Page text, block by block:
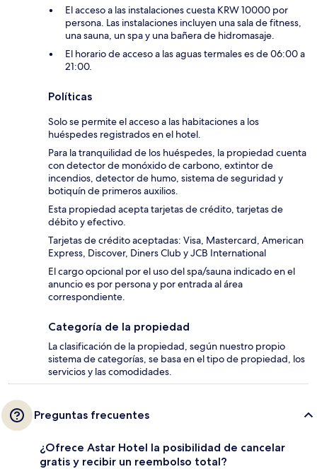
El acceso a las instalaciones cuesta KRW 10000 por
persona. Las instalaciones incluyen una sala de fitness,
una sauna, un spa y una bañera de hidromasaje.
El horario de acceso a las aguas termales es de 06:00 a
21:00.
Políticas
Solo se permite el acceso a las habitaciones a los
huéspedes registrados en el hotel.
Para la tranquilidad de los huéspedes, la propiedad cuenta
con detector de monóxido de carbono, extintor de
incendios, detector de humo, sistema de seguridad y
botiquín de primeros auxilios.
Esta propiedad acepta tarjetas de crédito, tarjetas de
débito y efectivo.
Tarjetas de crédito aceptadas: Visa, Mastercard, American
Express, Discover, Diners Club y JCB International
El cargo opcional por el uso del spa/sauna indicado en el
anuncio es por persona y por entrada al área
correspondiente.
Categoría de la propiedad
La clasificación de la propiedad, según nuestro propio
sistema de categorías, se basa en el tipo de propiedad, los
servicios y las comodidades.
Preguntas frecuentes
¿Ofrece Astar Hotel la posibilidad de cancelar
gratis y recibir un reembolso total?